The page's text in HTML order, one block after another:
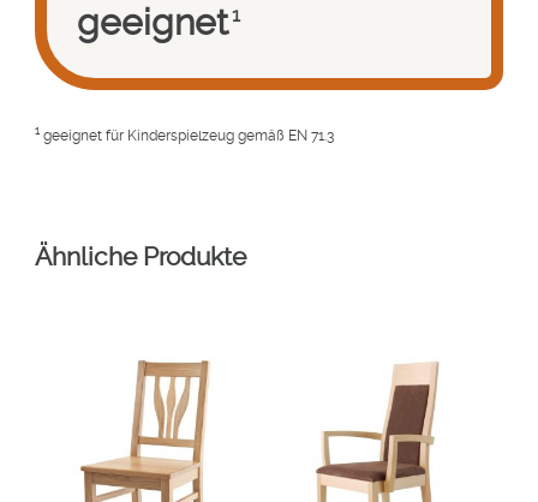
geeignet1
1 geeignet für Kinderspielzeug gemäß EN 71.3
Ähnliche Produkte